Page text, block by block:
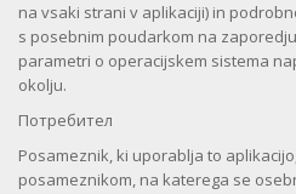
na vsaki strani v aplikaciji) in
s posebnim poudarkom na
parametri o operacijskem sistema
okolju.
Потребител
Posameznik, ki uporablja to
posameznikom, na katerega se